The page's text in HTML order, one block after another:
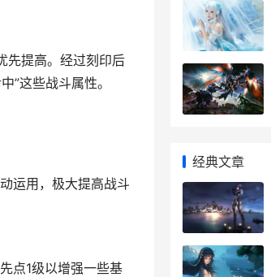
先提高。经过刻印后
”这些战斗属性。
运用，极大提高战斗
点1级以增强一些基
经典文章